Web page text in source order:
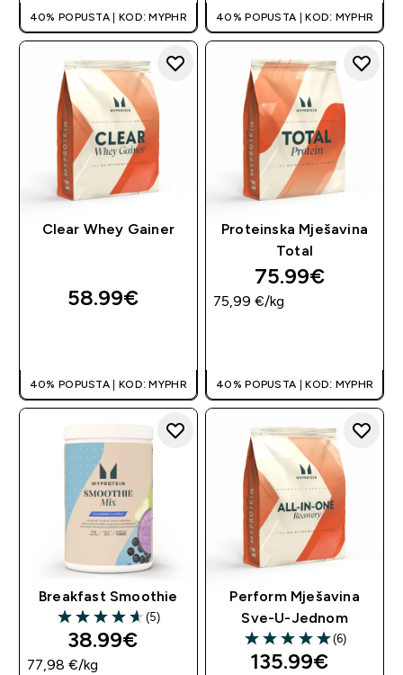
40% POPUSTA | KOD: MYPHR 40% POPUSTA | KOD: MYPHR
Clear Whey Gainer
58.99€‎
40% POPUSTA | KOD: MYPHR
Proteinska Mješavina
Total
75.99€‎
75,99 €‎/kg
40% POPUSTA | KOD: MYPHR
Breakfast Smoothie
4.6 out of 5 stars
(5)
38.99€‎
77,98 €‎/kg
Perform Mješavina
Sve-U-Jednom
5 out of 5 stars
(6)
135.99€‎